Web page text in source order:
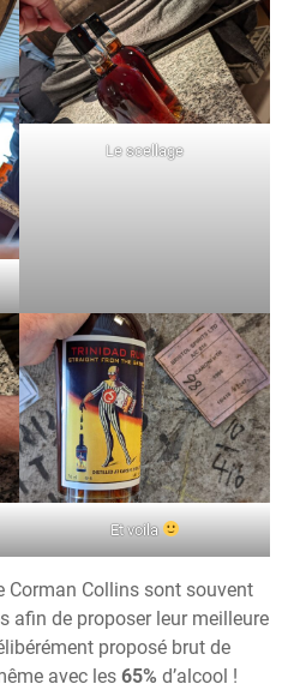
Le scellage
Et voila
Corman Collins sont souvent
afin de proposer leur meilleure
proposé brut de
avec les 65% d’alcool !